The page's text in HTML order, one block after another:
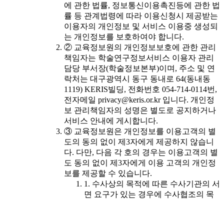
에 관한 법률, 정보통신이용촉진등에 관한 법
률 등 관계법령에 따라 이용신청시 제공받는
이용자의 개인정보 및 서비스 이용중 생성되
는 개인정보를 보호하여야 합니다.
② 교육정보원의 개인정보보호에 관한 관리
책임자는 학술연구정보서비스 이용자 관리
담당 부서장(학술정보본부)이며, 주소 및 연
락처는 대구광역시 동구 동내로 64(동내동
1119) KERIS빌딩, 전화번호 054-714-0114번,
전자메일 privacy@keris.or.kr 입니다. 개인정
보 관리책임자의 성명은 별도로 공지하거나
서비스 안내에 게시합니다.
③ 교육정보원은 개인정보를 이용고객의 별
도의 동의 없이 제3자에게 제공하지 않습니
다. 다만, 다음 각 호의 경우는 이용고객의 별
도 동의 없이 제3자에게 이용 고객의 개인정
보를 제공할 수 있습니다.
1. 수사상의 목적에 따른 수사기관의 서
면 요구가 있는 경우에 수사협조의 목